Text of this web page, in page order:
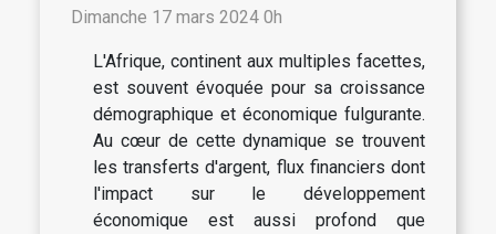
Dimanche 17 mars 2024 0h
L'Afrique, continent aux multiples facettes,
est souvent évoquée pour sa croissance
démographique et économique fulgurante.
Au cœur de cette dynamique se trouvent
les transferts d'argent, flux financiers dont
l'impact sur le développement
économique est aussi profond que